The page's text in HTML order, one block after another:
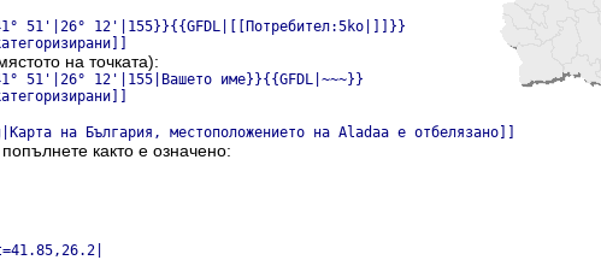
51'|26° 12'|155}}{{GFDL|[[Потребител:5ko|]]}}
на точката):
51'|26° 12'|155|Вашето име}}{{GFDL|~~~}}
на България, местоположението на Aladaa е отбелязано]]
както е означено: